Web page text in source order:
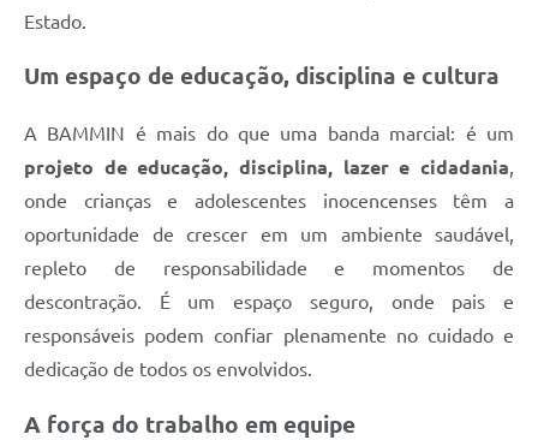
Estado.
Um espaço de educação, disciplina e cultura
A BAMMIN é mais do que uma banda marcial: é um
projeto de educação, disciplina, lazer e cidadania,
onde crianças e adolescentes inocencenses têm a
oportunidade de crescer em um ambiente saudável,
repleto de responsabilidade e momentos de
descontração. É um espaço seguro, onde pais e
responsáveis podem confiar plenamente no cuidado e
dedicação de todos os envolvidos.
A força do trabalho em equipe